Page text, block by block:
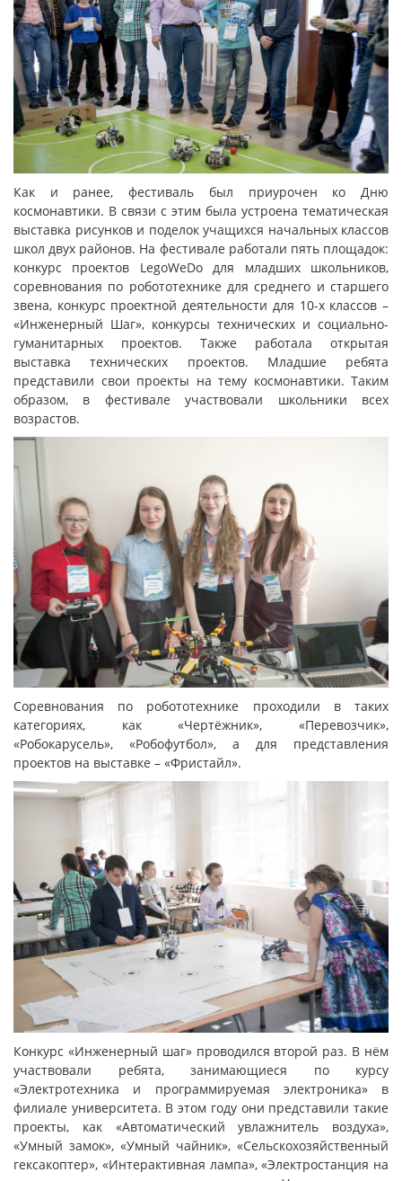
Как и ранее, фестиваль был приурочен ко Дню
космонавтики. В связи с этим была устроена тематическая
выставка рисунков и поделок учащихся начальных классов
школ двух районов. На фестивале работали пять площадок:
конкурс проектов LegoWeDo для младших школьников,
соревнования по робототехнике для среднего и старшего
звена, конкурс проектной деятельности для 10-х классов –
«Инженерный Шаг», конкурсы технических и социально-
гуманитарных проектов. Также работала открытая
выставка технических проектов. Младшие ребята
представили свои проекты на тему космонавтики. Таким
образом, в фестивале участвовали школьники всех
возрастов.
Соревнования по робототехнике проходили в таких
категориях, как «Чертёжник», «Перевозчик»,
«Робокарусель», «Робофутбол», а для представления
проектов на выставке – «Фристайл».
Конкурс «Инженерный шаг» проводился второй раз. В нём
участвовали ребята, занимающиеся по курсу
«Электротехника и программируемая электроника» в
филиале университета. В этом году они представили такие
проекты, как «Автоматический увлажнитель воздуха»,
«Умный замок», «Умный чайник», «Сельскохозяйственный
гексакоптер», «Интерактивная лампа», «Электростанция на